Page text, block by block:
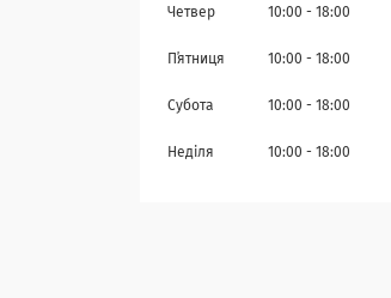
Четвер 10:00 18:00
Пʼятниця 10:00 18:00
Субота 10:00 18:00
Неділя 10:00 18:00